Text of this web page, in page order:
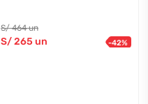
S/464 un
S/265 un -42%